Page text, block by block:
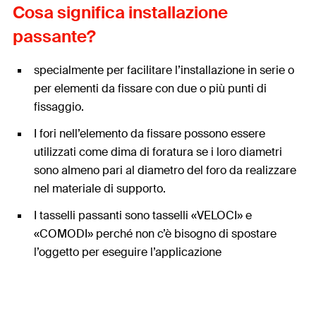
Cosa significa installazione
passante?
specialmente per facilitare l’installazione in serie o
per elementi da fissare con due o più punti di
fissaggio.
I fori nell’elemento da fissare possono essere
utilizzati come dima di foratura se i loro diametri
sono almeno pari al diametro del foro da realizzare
nel materiale di supporto.
I tasselli passanti sono tasselli «VELOCI» e
«COMODI» perché non c’è bisogno di spostare
l’oggetto per eseguire l’applicazione